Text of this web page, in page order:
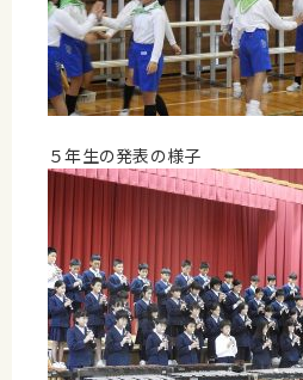
５年生の発表の様子